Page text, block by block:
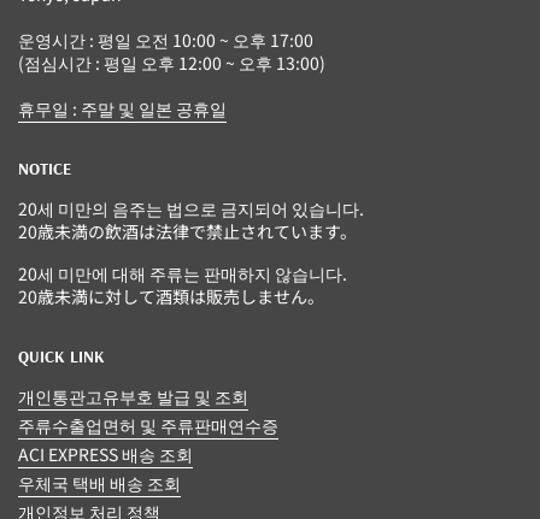
운영시간 : 평일 오전 10:00 ~ 오후 17:00
(점심시간 : 평일 오후 12:00 ~ 오후 13:00)
휴무일 : 주말 및 일본 공휴일
NOTICE
20세 미만의 음주는 법으로 금지되어 있습니다.
20歳未満の飲酒は法律で禁止されています。
20세 미만에 대해 주류는 판매하지 않습니다.
20歳未満に対して酒類は販売しません。
QUICK LINK
개인통관고유부호 발급 및 조회
주류수출업면허 및 주류판매연수증
ACI EXPRESS 배송 조회
우체국 택배 배송 조회
개인정보 처리 정책